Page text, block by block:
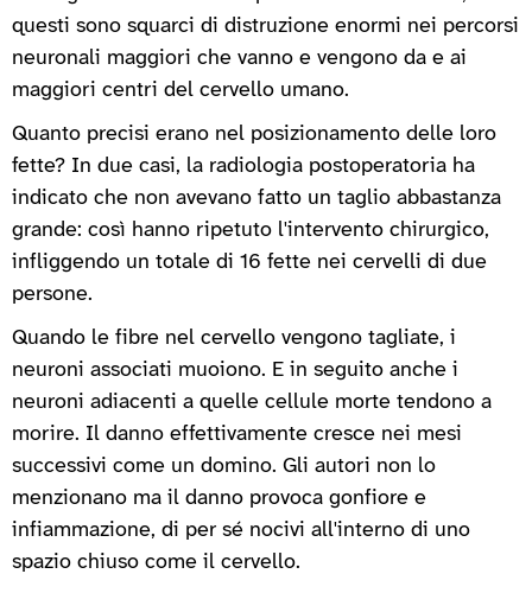
questi sono squarci di distruzione enormi nei percorsi
neuronali maggiori che vanno e vengono da e ai
maggiori centri del cervello umano.
Quanto precisi erano nel posizionamento delle loro
fette? In due casi, la radiologia postoperatoria ha
indicato che non avevano fatto un taglio abbastanza
grande: così hanno ripetuto l'intervento chirurgico,
infliggendo un totale di 16 fette nei cervelli di due
persone.
Quando le fibre nel cervello vengono tagliate, i
neuroni associati muoiono. E in seguito anche i
neuroni adiacenti a quelle cellule morte tendono a
morire. Il danno effettivamente cresce nei mesi
successivi come un domino. Gli autori non lo
menzionano ma il danno provoca gonfiore e
infiammazione, di per sé nocivi all'interno di uno
spazio chiuso come il cervello.